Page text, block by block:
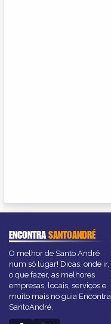
ENCONTRASANTOANDRÉ
O melhor de Santo André
num só lugar! Dicas, onde ir,
o que fazer, as melhores
empresas, locais, serviços e
muito mais no guia Encontra
SantoAndré.